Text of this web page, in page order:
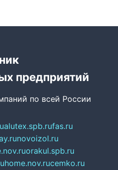
предприятий
по всей России
alutex.spb.rufas.ru
novoizol.ru
orakul.spb.ru
home.nov.rucemko.ru